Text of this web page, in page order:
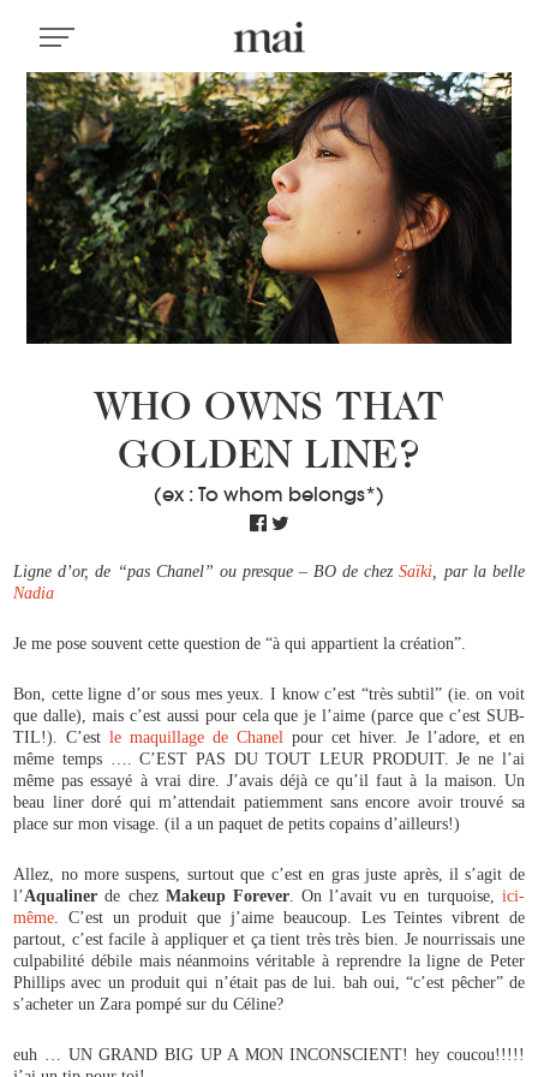
WHO OWNS THAT
GOLDEN LINE?
(ex : To whom belongs*)
Ligne d’or, de “pas Chanel” ou presque – BO de chezSaïki, par la belle
Nadia
Je me pose souvent cette question de “à qui appartient la création”.
Bon, cette ligne d’or sous mes yeux. I know c’est “très subtil” (ie. on voit
que dalle), mais c’est aussi pour cela que je l’aime (parce que c’est SUB-
TIL!). C’estle maquillage de Chanel pour cet hiver. Je l’adore, et en
même temps …. C’EST PAS DU TOUT LEUR PRODUIT. Je ne l’ai
même pas essayé à vrai dire. J’avais déjà ce qu’il faut à la maison. Un
beau liner doré qui m’attendait patiemment sans encore avoir trouvé sa
place sur mon visage. (il a un paquet de petits copains d’ailleurs!)
Allez, no more suspens, surtout que c’est en gras juste après, il s’agit de
l’Aqualiner de chez Makeup Forever. On l’avait vu en turquoise, ici-
même. C’est un produit que j’aime beaucoup. Les Teintes vibrent de
partout, c’est facile à appliquer et ça tient très très bien. Je nourrissais une
culpabilité débile mais néanmoins véritable à reprendre la ligne de Peter
Phillips avec un produit qui n’était pas de lui. bah oui, “c’est pêcher” de
s’acheter un Zara pompé sur du Céline?
euh … UN GRAND BIG UP A MON INCONSCIENT! hey coucou!!!!!